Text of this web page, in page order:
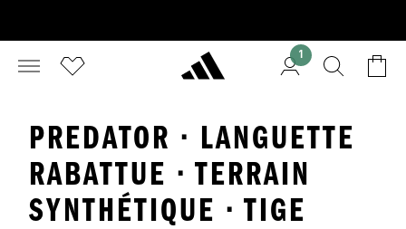
1
PREDATOR · LANGUETTE
RABATTUE · TERRAIN
SYNTHÉTIQUE · TIGE